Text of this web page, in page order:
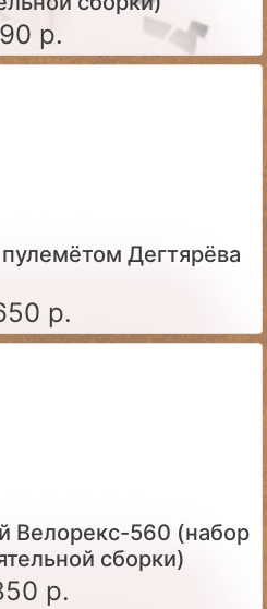
р.
Дегтярёва
р.
Велорекс-560 (набор
сборки)
р.